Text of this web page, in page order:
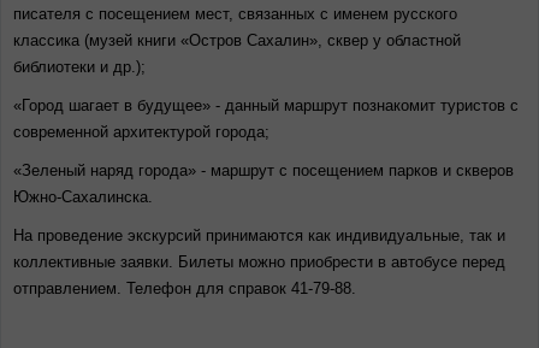
писателя с посещением мест, связанных с именем русского
классика (музей книги «Остров Сахалин», сквер у областной
библиотеки и др.);
«Город шагает в будущее» - данный маршрут познакомит туристов с
современной архитектурой города;
«Зеленый наряд города» - маршрут с посещением парков и скверов
Южно-Сахалинска.
На проведение экскурсий принимаются как индивидуальные, так и
коллективные заявки. Билеты можно приобрести в автобусе перед
отправлением. Телефон для справок 41-79-88.